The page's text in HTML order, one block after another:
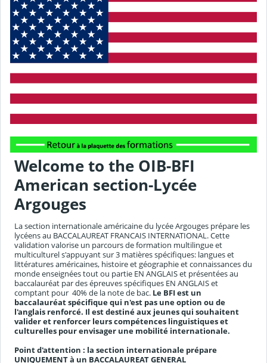
Welcome to the OIB-BFI
American section-Lycée
Argouges
La section internationale américaine du lycée Argouges prépare les
lycéens au BACCALAUREAT FRANCAIS INTERNATIONAL. Cette
validation valorise un parcours de formation multilingue et
multiculturel s'appuyant sur 3 matières spécifiques: langues et
littératures américaines, histoire et géographie et connaissances du
monde enseignées tout ou partie EN ANGLAIS et présentées au
baccalauréat par des épreuves spécifiques EN ANGLAIS et
comptant pour 40% de la note de bac. Le BFI est un
baccalauréat spécifique qui n'est pas une option ou de
l'anglais renforcé. Il est destiné aux jeunes qui souhaitent
valider et renforcer leurs compétences linguistiques et
culturelles pour envisager une mobilité internationale.
Point d'attention : la section internationale prépare
UNIQUEMENT à un BACCALAUREAT GENERAL